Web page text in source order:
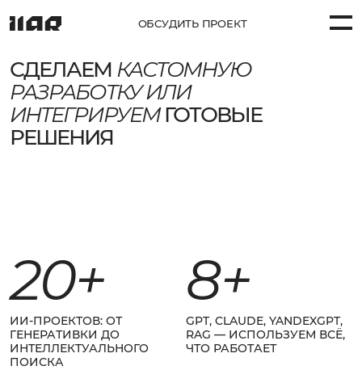
ОБСУДИТЬ ПРОЕКТ
СДЕЛАЕМ КАСТОМНУЮ
РАЗРАБОТКУ ИЛИ
ИНТЕГРИРУЕМГОТОВЫЕ
РЕШЕНИЯ
20+
ИИ-ПРОЕКТОВ: ОТ
ГЕНЕРАТИВКИ ДО
ИНТЕЛЛЕКТУАЛЬНОГО
ПОИСКА
8+
GPT, CLAUDE, YANDEXGPT,
RAG — ИСПОЛЬЗУЕМ ВСЁ,
ЧТО РАБОТАЕТ
ПРОЕКТЫ (58)
УСЛУГИ